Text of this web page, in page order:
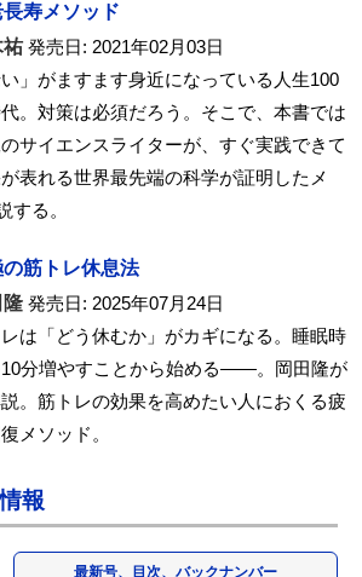
寿メソッド
祐 発売日: 2021年02月03日
い」がますます身近になっている人生100
。対策は必須だろう。そこで、本書では
サイエンスライターが、すぐ実践できて
表れる世界最先端の科学が証明したメ
する。
の筋トレ休息法
隆 発売日: 2025年07月24日
は「どう休むか」がカギになる。睡眠時
分増やすことから始める――。岡田隆が
。筋トレの効果を高めたい人におくる疲
メソッド。
報
最新号、目次、バックナンバー